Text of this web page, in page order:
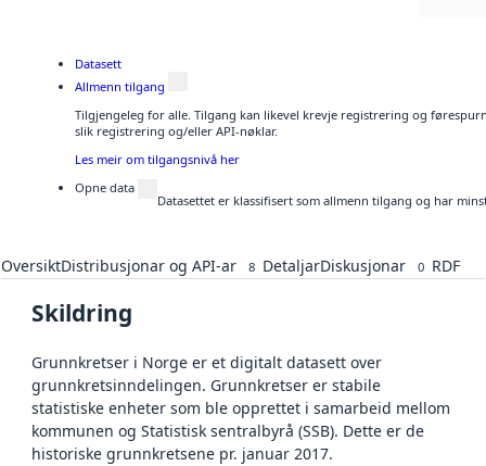
Datasett
Allmenn tilgang
Tilgjengeleg for alle. Tilgang kan likevel krevje registrering og
slik registrering og/eller API-nøklar.
Les meir om tilgangsnivå her
Opne data
Datasettet er klassifisert som allmenn tilgang og har
OversiktDistribusjonar og API-ar 8 DetaljarDiskusjonar 0 RDF
Skildring
Grunnkretser i Norge er et digitalt datasett over
grunnkretsinndelingen. Grunnkretser er stabile
statistiske enheter som ble opprettet i samarbeid mellom
kommunen og Statistisk sentralbyrå (SSB). Dette er de
historiske grunnkretsene pr. januar 2017.